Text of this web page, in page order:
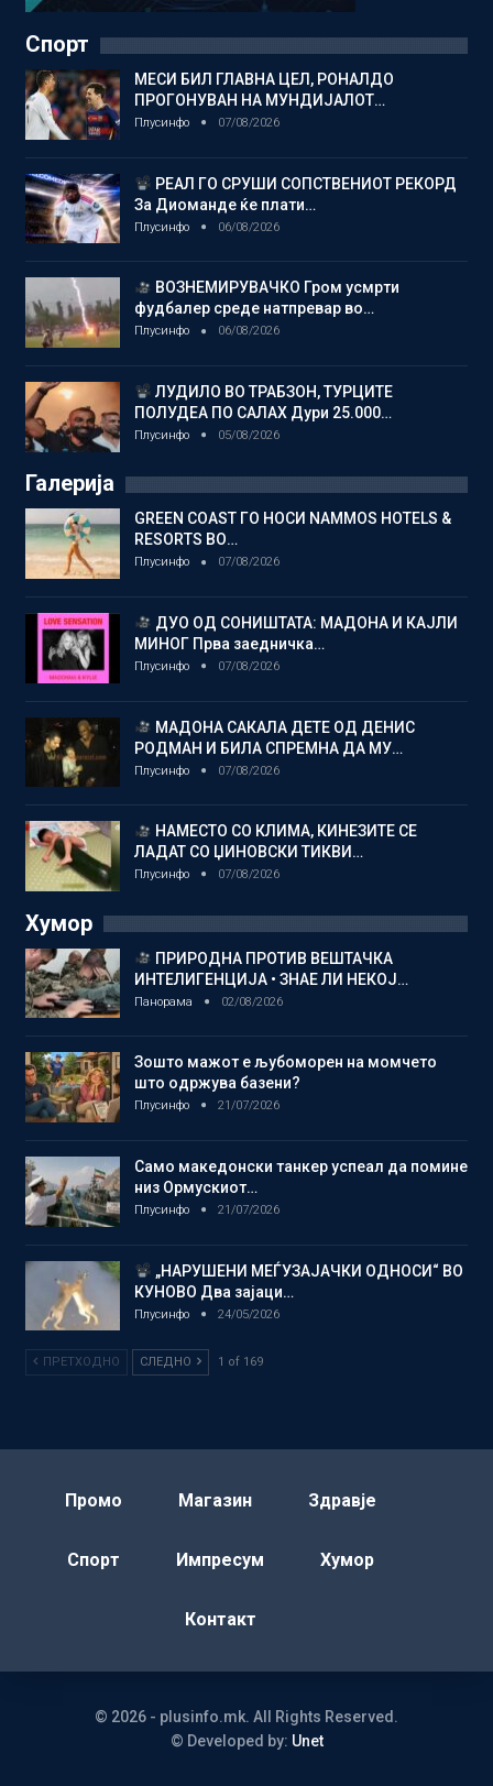
Спорт
МЕСИ БИЛ ГЛАВНА ЦЕЛ, РОНАЛДО
ПРОГОНУВАН НА МУНДИЈАЛОТ…
Плусинфо 07/08/2026
РЕАЛ ГО СРУШИ СОПСТВЕНИОТ РЕКОРД
За Диоманде ќе плати…
Плусинфо 06/08/2026
ВОЗНЕМИРУВАЧКО Гром усмрти
фудбалер среде натпревар во…
Плусинфо 06/08/2026
ЛУДИЛО ВО ТРАБЗОН, ТУРЦИТЕ
ПОЛУДЕА ПО САЛАХ Дури 25.000…
Плусинфо 05/08/2026
Галерија
GREEN COAST ГО НОСИ NAMMOS HOTELS &
RESORTS ВО…
Плусинфо 07/08/2026
ДУО ОД СОНИШТАТА: МАДОНА И КАЈЛИ
МИНОГ Прва заедничка…
Плусинфо 07/08/2026
МАДОНА САКАЛА ДЕТЕ ОД ДЕНИС
РОДМАН И БИЛА СПРЕМНА ДА МУ…
Плусинфо 07/08/2026
НАМЕСТО СО КЛИМА, КИНЕЗИТЕ СЕ
ЛАДАТ СО ЏИНОВСКИ ТИКВИ…
Плусинфо 07/08/2026
Хумор
ПРИРОДНА ПРОТИВ ВЕШТАЧКА
ИНТЕЛИГЕНЦИЈА • ЗНАЕ ЛИ НЕКОЈ…
Панорама 02/08/2026
Зошто мажот е љубоморен на момчето
што одржува базени?
Плусинфо 21/07/2026
Само македонски танкер успеал да помине
низ Ормускиот…
Плусинфо 21/07/2026
„НАРУШЕНИ МЕЃУЗАЈАЧКИ ОДНОСИ“ ВО
КУНОВО Два зајаци…
Плусинфо 24/05/2026
ПРЕТХОДНО СЛЕДНО 1 of 169
Промо Магазин Здравје
Спорт Импресум Хумор
Контакт
© 2026 - plusinfo.mk. All Rights Reserved.
© Developed by: Unet